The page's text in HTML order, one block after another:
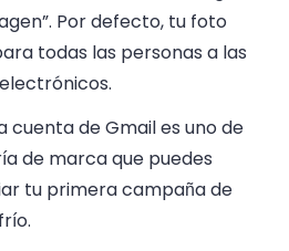
Por defecto, tu foto
todas las personas a las
cuenta de Gmail es uno de
de marca que puedes
tu primera campaña de